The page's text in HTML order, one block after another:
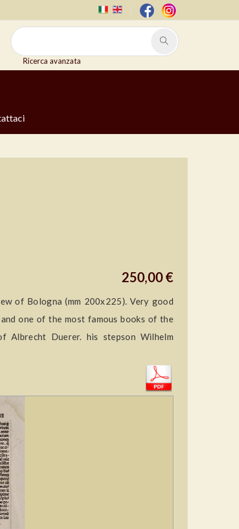
Ricerca avanzata
250,00 €
of Bologna (mm 200x225). Very good
one of the most famous books of the
Albrecht Duerer. his stepson Wilhelm